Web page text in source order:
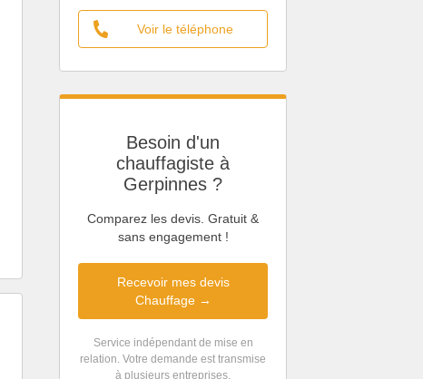
Voir le téléphone
Besoin d'un
chauffagiste à
Gerpinnes ?
Comparez les devis. Gratuit &
sans engagement !
Recevoir mes devis
Chauffage →
Service indépendant de mise en
relation. Votre demande est transmise
à plusieurs entreprises,